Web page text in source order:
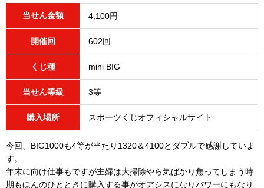
当せん金額 4,100円
開催回 602回
くじ種 mini BIG
当せん等級 3等
購入場所 スポーツくじオフィシャルサイト
今回、BIG1000も4等が当たり1320＆4100とダブルで感謝していま
す。
年末に向け仕事もですが主婦は大掃除やら気ばかり焦ってしまう時
期もほんのひとときに購入する事がオアシスになりパワーにもなり